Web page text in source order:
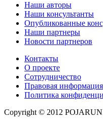
Наши авторы
Наши консультанты
Опубликованные
Наши партнеры
Новости партнеров
Контакты
О проекте
Сотрудничество
Правовая информация
Политика
Copyright © 2012